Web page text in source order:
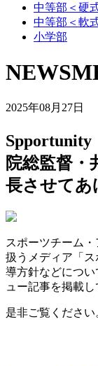
中等部＜硬
中等部＜軟
小学部
NEWS
2025年08月27日
Spportunity
院総監督・
長させてあ
スポーツチーム
扱うメディア「
導方針などにつ
ュー記事を掲載し
是非ご覧ください